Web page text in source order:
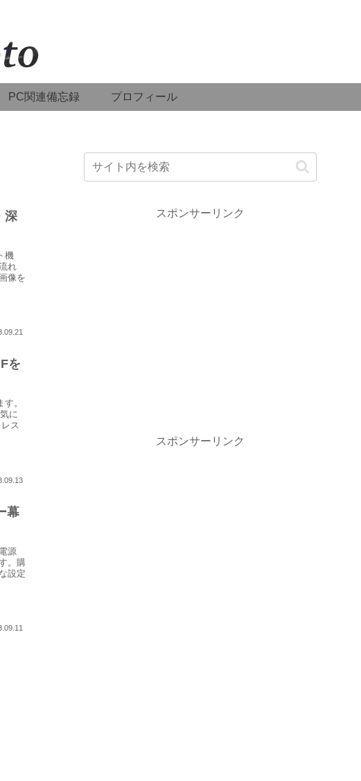
PC関連備忘録 プロフィール
深
機
れ
像を
を
。
に
ス
幕
源
。購
設定
スポンサーリンク
スポンサーリンク